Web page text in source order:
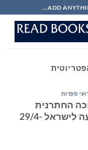
ADD
ספרות
החתרנית
"הספרייה הפטריוטית" מגיעה לישראל 29/4-